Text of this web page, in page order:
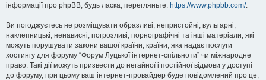
інформації про phpBB, будь ласка, перегляньте: https://www.phpbb.com/.
Ви погоджуєтесь не розміщувати образливі, непристойні, вульгарні,
наклепницькі, ненависні, погрозливі, порнографічні та інші матеріали, які
можуть порушувати закони вашої країни, країни, яка надає послуги
хостингу для форуму “Форум Луцької інтернет-спільноти” чи міжнародне
право. Такі дії можуть призвести до негайної і постійної відмови у доступі
до форуму, при цьому ваш інтернет-провайдер буде повідомлений про це,